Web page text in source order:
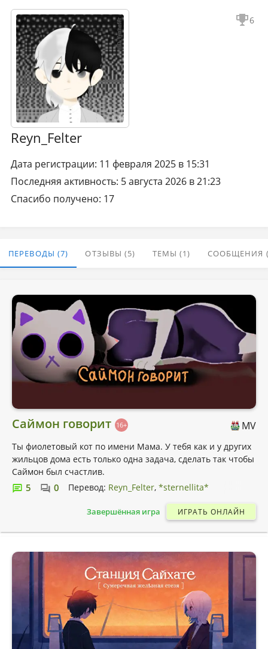
6
Reyn_Felter
Дата регистрации: 11 февраля 2025 в 15:31
Последняя активность: 5 августа 2026 в 21:23
Спасибо получено: 17
ПЕРЕВОДЫ (7) ОТЗЫВЫ (5) ТЕМЫ (1) СООБЩЕНИЯ
Саймон говорит 16+ MV
Ты фиолетовый кот по имени Мама. У тебя как и у других
жильцов дома есть только одна задача, сделать так чтобы
Саймон был счастлив.
5 0 Перевод: Reyn_Felter *sternellita*
Завершённая игра ИГРАТЬ ОНЛАЙН